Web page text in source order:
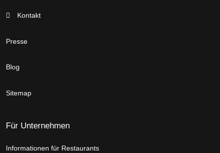
Kontakt
Presse
Blog
Sitemap
Für Unternehmen
Informationen für Restaurants